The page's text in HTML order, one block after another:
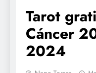
Tarot
Cáncer
2024